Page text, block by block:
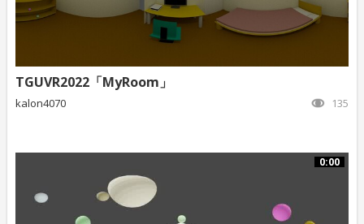
TGUVR2022「MyRoom」
kalon4070 135
0:00